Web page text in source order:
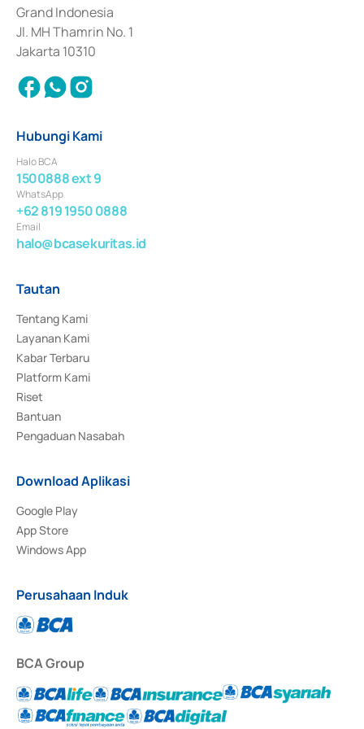
Surat Berharga Komersial yang izinnya diterbitkan pada tahun 2018.
Grand Indonesia
Jl. MH Thamrin No. 1
Jakarta 10310
Hubungi Kami
Halo BCA
1500888 ext 9
WhatsApp
+62 819 1950 0888
Email
halo@bcasekuritas.id
Tautan
Tentang Kami
Layanan Kami
Kabar Terbaru
Platform Kami
Riset
Bantuan
Pengaduan Nasabah
Download Aplikasi
Google Play
App Store
Windows App
Perusahaan Induk
BCA Group